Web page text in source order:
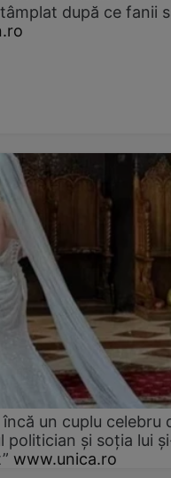
după ce fanii
un cuplu celebru
politician și soția lui
www.unica.ro